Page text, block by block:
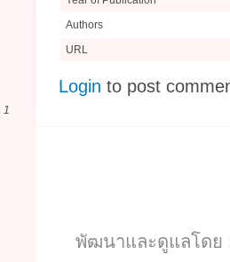
1
Authors
URL
Login to post
พัฒนาและดูแลโดย